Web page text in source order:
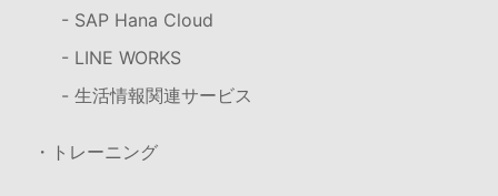
- SAP Hana Cloud
- LINE WORKS
- 生活情報関連サービス
・トレーニング